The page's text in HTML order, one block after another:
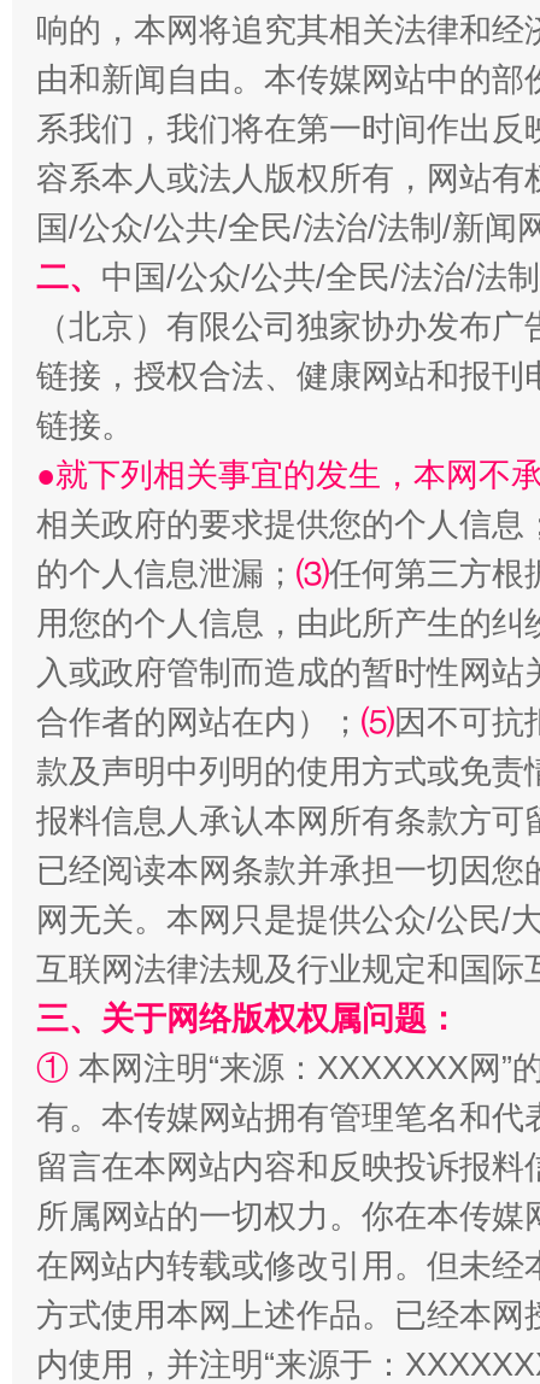
习近平的博鳌关键词
魏明亮
“刷贴”乱象丛生
揭批美国五大"原罪" "
解纷+调解+退费，一次搞定
响的，本网将追究其相关法律和
由和新闻自由。本传媒网站中的
系我们，我们将在第一时间作出
容系本人或法人版权所有，网站
国/公众/公共/全民/法治/法制/新闻
二、 中国/公众/公共/全民/法治/法
（北京）有限公司独家协办发布
链接，授权合法、健康网站和报
链接。
●就下列相关事宜的发生，本网不
相关政府的要求提供您的个人信息
的个人信息泄漏； ⑶任何第三方根
用您的个人信息，由此所产生的纠
入或政府管制而造成的暂时性网
合作者的网站在内）； ⑸因不可抗
款及声明中列明的使用方式或免责
报料信息人承认本网所有条款方
已经阅读本网条款并承担一切因
网无关。本网只是提供公众/公民/
互联网法律法规及行业规定和国
三、关于网络版权权属问题：
① 本网注明“来源：XXXXXXX网”
有。本传媒网站拥有管理笔名和
留言在本网站内容和反映投诉报
所属网站的一切权力。你在本传
在网站内转载或修改引用。但未
方式使用本网上述作品。已经本
内使用，并注明“来源于：